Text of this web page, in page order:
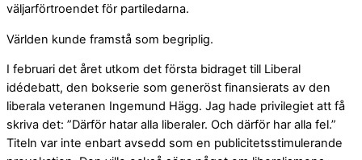
väljarförtroendet för partiledarna.
Världen kunde framstå som begriplig.
I februari det året utkom det första bidraget till Liberal
idédebatt, den bokserie som generöst finansierats av den
liberala veteranen Ingemund Hägg. Jag hade privilegiet att få
skriva det: ”Därför hatar alla liberaler. Och därför har alla fel.”
Titeln var inte enbart avsedd som en publicitetsstimulerande